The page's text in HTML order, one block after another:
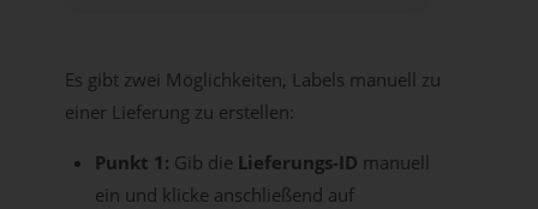
Es gibt zwei Möglichkeiten, Labels manuell zu
einer Lieferung zu erstellen:
Punkt 1: Gib die Lieferungs-ID manuell
ein und klicke anschließend auf